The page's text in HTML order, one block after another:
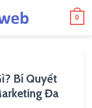
0
Bí Quyết
Đa